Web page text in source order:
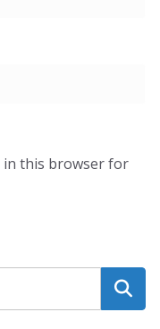
in this browser for